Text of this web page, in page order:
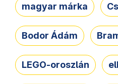
magyar márka
Bodor Ádám
LEGO-oroszlán